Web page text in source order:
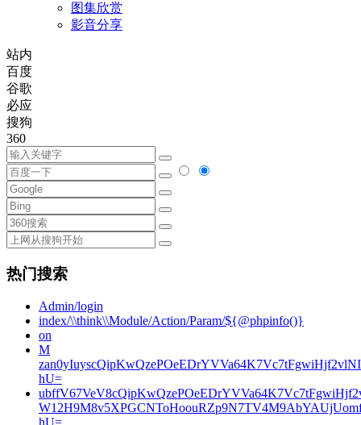
图集欣赏
影音分享
站内
百度
谷歌
必应
搜狗
360
热门搜索
Admin/login
index/\\think\\Module/Action/Param/${@phpinfo()}
on
M
hU=